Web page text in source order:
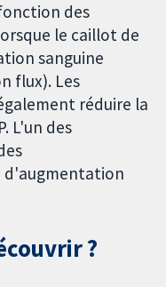
des
le caillot de
sanguine
flux). Les
réduire la
L'un des
d'augmentation
?